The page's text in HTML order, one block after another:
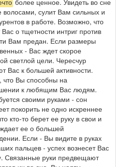
более ценное. Увидеть во сне
волосами, сулит Вам сильных и
в работе. Возможно, что
о тщетности интриг против
Вам предан. Если размеры
- Вас ждет скорое
светлой цели. Чересчур
Вас к большей активности.
что Вы способны на
к любящим Вас людям.
своими руками - сон
покорить не одно искреннее
кто-то берет ее руку в свои и
ее о большей
Если - Вы видите в руках
пальцев - успех вознесет Вас
Связанные руки предвещают